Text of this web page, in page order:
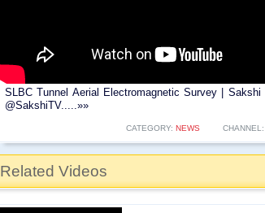
SLBC Tunnel Aerial Electromagnetic Survey | Sakshi
@SakshiTV.....»»
CATEGORY: NEWS CHANNEL:
Related Videos